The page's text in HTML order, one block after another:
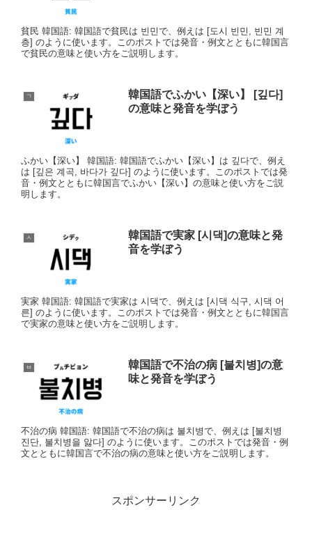
貧民 韓国語: 韓国語で貧民は 빈민で、例えは [도시 빈민, 빈민 계
층] のように使います。このポストでは発音・例文とともに韓国言
で貧民の意味と使い方をご説明します。
ㄱ
韓国語でふかい【深い】 [깊다]
の意味と発音を学ぼう
ふかい【深い】 韓国語: 韓国語でふかい【深い】は 깊다で、例え
は [깊은 계곡, 바다가 깊다] のように使います。このポストでは発
音・例文とともに韓国言でふかい【深い】の意味と使い方をご説
明します。
ㅅ
韓国語で実家 [시댁]の意味と発
音を学ぼう
実家 韓国語: 韓国語で実家は 시댁で、例えは [시댁 식구, 시댁 어
른] のように使います。このポストでは発音・例文とともに韓国言
で実家の意味と使い方をご説明します。
ㅂ
韓国語で不治の病 [불치병]の意
味と発音を学ぼう
不治の病 韓国語: 韓国語で不治の病は 불치병で、例えは [불치병
진단, 불치병을 앓다] のように使います。このポストでは発音・例
文とともに韓国言で不治の病の意味と使い方をご説明します。
スポンサーリンク